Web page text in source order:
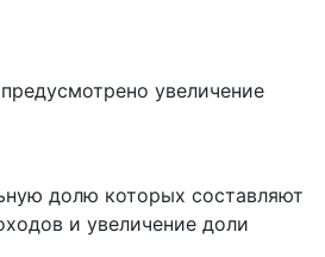
увеличение
долю которых составляют
и увеличение доли